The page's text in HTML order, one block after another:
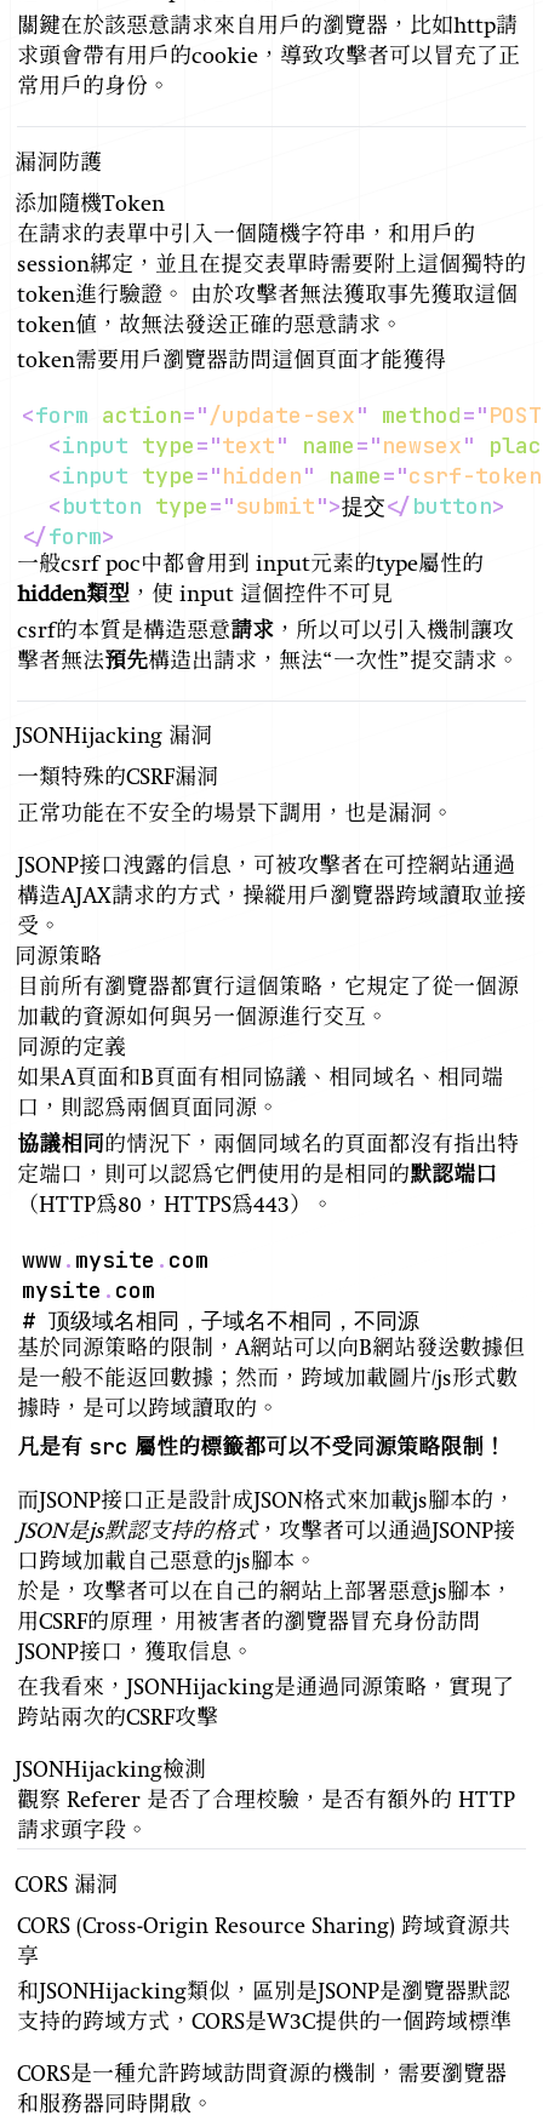
關鍵在於該惡意請求來自用戶的瀏覽器，比如http請
求頭會帶有用戶的cookie，導致攻擊者可以冒充了正
常用戶的身份。
漏洞防護
添加隨機Token
在請求的表單中引入一個隨機字符串，和用戶的
session綁定，並且在提交表單時需要附上這個獨特的
token進行驗證。 由於攻擊者無法獲取事先獲取這個
token值，故無法發送正確的惡意請求。
token需要用戶瀏覽器訪問這個頁面才能獲得
<form action="/update-sex" method="POST
<input type="text" name="newsex"
<input type="hidden" name="csrf-token
<button type="submit">提交</button>
</form>
一般csrf poc中都會用到 input元素的type屬性的
hidden類型 ，使 input 這個控件不可見
csrf的本質是構造惡意請求 ，所以可以引入機制讓攻
擊者無法預先構造出請求，無法“一次性”提交請求。
JSONHijacking 漏洞
一類特殊的CSRF漏洞
正常功能在不安全的場景下調用，也是漏洞。
JSONP接口洩露的信息，可被攻擊者在可控網站通過
構造AJAX請求的方式，操縱用戶瀏覽器跨域讀取並接
受。
同源策略
目前所有瀏覽器都實行這個策略，它規定了從一個源
加載的資源如何與另一個源進行交互。
同源的定義
如果A頁面和B頁面有相同協議、相同域名、相同端
口，則認為兩個頁面同源。
協議相同的情況下，兩個同域名的頁面都沒有指出特
定端口，則可以認為它們使用的是相同的默認端口
（HTTP為80，HTTPS為443）。
www. mysite .
mysite .
基於同源策略的限制，A網站可以向B網站發送數據但
是一般不能返回數據；然而，跨域加載圖片/js形式數
據時，是可以跨域讀取的。
凡是有 src 屬性的標籤都可以不受同源策略限制！
而JSONP接口正是設計成JSON格式來加載js腳本的，
JSON是js默認支持的格式，攻擊者可以通過JSONP接
口跨域加載自己惡意的js腳本。
於是，攻擊者可以在自己的網站上部署惡意js腳本，
用CSRF的原理，用被害者的瀏覽器冒充身份訪問
JSONP接口，獲取信息。
在我看來，JSONHijacking是通過同源策略，實現了
跨站兩次的CSRF攻擊
JSONHijacking檢測
觀察 Referer 是否了合理校驗，是否有額外的 HTTP
請求頭字段。
CORS 漏洞
CORS (Cross-Origin Resource Sharing) 跨域資源共
享
和JSONHijacking類似，區別是JSONP是瀏覽器默認
支持的跨域方式，CORS是W3C提供的一個跨域標準
CORS是一種允許跨域訪問資源的機制，需要瀏覽器
和服務器同時開啟。